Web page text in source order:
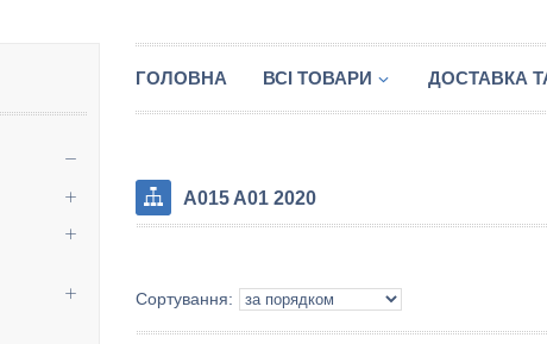
ГОЛОВНА ВСІ ТОВАРИ ДОСТАВКА
A015 A01 2020